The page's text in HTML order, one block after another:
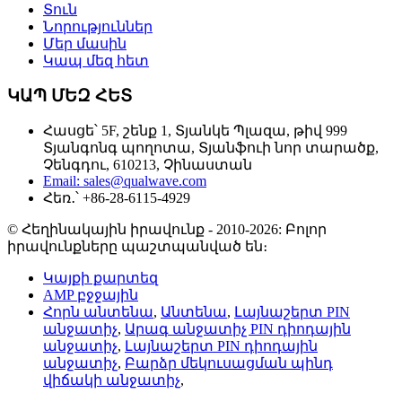
Տուն
Նորություններ
Մեր մասին
Կապ մեզ հետ
ԿԱՊ ՄԵԶ ՀԵՏ
Հասցե՝ 5F, շենք 1, Տյանկե Պլազա, թիվ 999
Տյանգոնգ պողոտա, Տյանֆուի նոր տարածք,
Չենգդու, 610213, Չինաստան
Email: sales@qualwave.com
Հեռ․՝ +86-28-6115-4929
© Հեղինակային իրավունք - 2010-2026: Բոլոր
իրավունքները պաշտպանված են։
Կայքի քարտեզ
AMP բջջային
Հորն անտենա, Անտենա, Լայնաշերտ PIN
անջատիչ, Արագ անջատիչ PIN դիոդային
անջատիչ, Լայնաշերտ PIN դիոդային
անջատիչ, Բարձր մեկուսացման պինդ
վիճակի անջատիչ,